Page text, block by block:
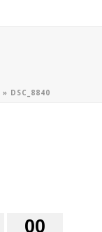
» DSC_8840
00